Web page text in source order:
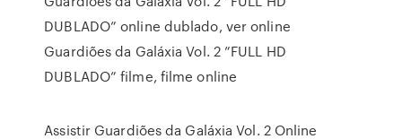
DUBLADO” online dublado, ver online
Guardiões da Galáxia Vol. 2 ”FULL HD
DUBLADO” filme, filme online
Assistir Guardiões da Galáxia Vol. 2 Online